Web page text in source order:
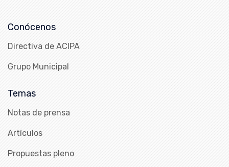
Conócenos
Directiva de ACIPA
Grupo Municipal
Temas
Notas de prensa
Artículos
Propuestas pleno